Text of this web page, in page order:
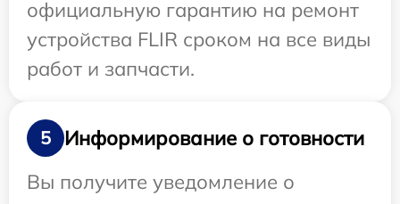
официальную гарантию на ремонт
устройства FLIR сроком на все виды
работ и запчасти.
5
Информирование о готовности
Вы получите уведомление о